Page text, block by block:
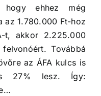
hogy ehhez még
az 1.780.000 Ft-hoz
t, akkor 2.225.000
Továbbá
az ÁFA kulcs is
27% lesz. Így: